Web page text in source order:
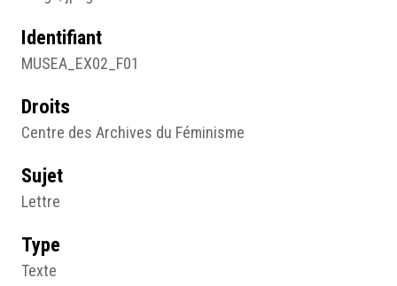
Identifiant
MUSEA_EX02_F01
Droits
Centre des Archives du Féminisme
Sujet
Lettre
Type
Texte